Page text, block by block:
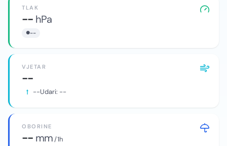
TLAK
-- hPa
--
VJETAR
--
--Udari: --
OBORINE
-- mm/ 1h